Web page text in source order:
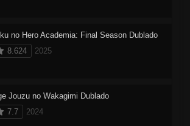
no Hero Academia: Final Season Dublado
8.624
2025
Jouzu no Wakagimi Dublado
7.7
2024